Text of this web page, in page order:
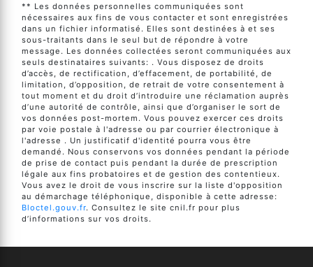
** Les données personnelles communiquées sont
nécessaires aux fins de vous contacter et sont enregistrées
dans un fichier informatisé. Elles sont destinées à et ses
sous-traitants dans le seul but de répondre à votre
message. Les données collectées seront communiquées aux
seuls destinataires suivants: . Vous disposez de droits
d’accès, de rectification, d’effacement, de portabilité, de
limitation, d’opposition, de retrait de votre consentement à
tout moment et du droit d’introduire une réclamation auprès
d’une autorité de contrôle, ainsi que d’organiser le sort de
vos données post-mortem. Vous pouvez exercer ces droits
par voie postale à l'adresse ou par courrier électronique à
l'adresse . Un justificatif d'identité pourra vous être
demandé. Nous conservons vos données pendant la période
de prise de contact puis pendant la durée de prescription
légale aux fins probatoires et de gestion des contentieux.
Vous avez le droit de vous inscrire sur la liste d'opposition
au démarchage téléphonique, disponible à cette adresse:
Bloctel.gouv.fr. Consultez le site cnil.fr pour plus
d’informations sur vos droits.